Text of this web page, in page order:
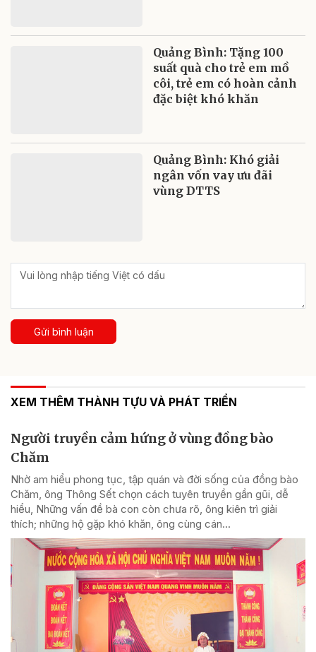
Quảng Bình: Tặng 100
suất quà cho trẻ em mồ
côi, trẻ em có hoàn cảnh
đặc biệt khó khăn
Quảng Bình: Khó giải
ngân vốn vay ưu đãi
vùng DTTS
Gửi bình luận
XEM THÊM THÀNH TỰU VÀ PHÁT TRIỂN
Người truyền cảm hứng ở vùng đồng bào
Chăm
Nhờ am hiểu phong tục, tập quán và đời sống của đồng bào
Chăm, ông Thông Sết chọn cách tuyên truyền gần gũi, dễ
hiểu, Những vấn đề bà con còn chưa rõ, ông kiên trì giải
thích; những hộ gặp khó khăn, ông cùng cán...